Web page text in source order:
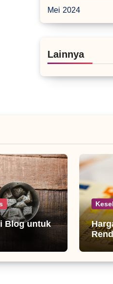
Mei 2024
Lainnya
Blog untuk